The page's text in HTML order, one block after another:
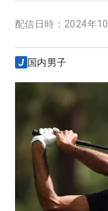
配信日時： 2024年
国内男子